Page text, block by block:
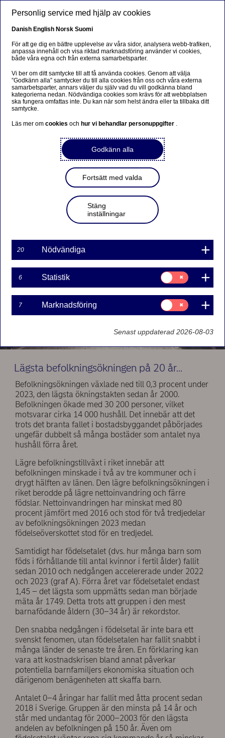
Economic Outlook
Demografisk utmaning i
Sverige
2024-04-26
Befolkningsökningen var förra året den minsta på
över 20 år. Det är mycket som talar för att
befolkningen växer långsamt även kommande år.
Det får konsekvenser för bland annat behovet av
arbetsmarknaden.
Lägsta befolkningsökningen på 20 år…
Befolkningsökningen växlade ned till 0,3 procent under
2023, den lägsta ökningstakten sedan år 2000.
Befolkningen ökade med 30 200 personer, vilket
motsvarar cirka 14 000 hushåll. Det innebär att det
trots det branta fallet i bostadsbyggandet påbörjades
ungefär dubbelt så många bostäder som antalet nya
hushåll förra året.
Lägre befolkningstillväxt i riket innebär att
befolkningen minskade i två av tre kommuner och i
drygt hälften av länen. Den lägre befolkningsökningen i
riket berodde på lägre nettoinvandring och färre
födslar. Nettoinvandringen har minskat med 80
procent jämfört med 2016 och stod för två tredjedelar
av befolkningsökningen 2023 medan
födelseöverskottet stod för en tredjedel.
Samtidigt har födelsetalet (dvs. hur många barn som
föds i förhållande till antal kvinnor i fertil ålder) fallit
sedan 2010 och nedgången accelererade under 2022
och 2023 (graf A). Förra året var födelsetalet endast
1,45 – det lägsta som uppmätts sedan man började
mäta år 1749. Detta trots att gruppen i den mest
barnafödande åldern (30–34 år) är rekordstor.
Den snabba nedgången i födelsetal är inte bara ett
svenskt fenomen, utan födelsetalen har fallit snabbt i
många länder de senaste tre åren. En förklaring kan
vara att kostnadskrisen bland annat påverkar
potentiella barnfamiljers ekonomiska situation och
därigenom benägenheten att skaffa barn.
Antalet 0–4 åringar har fallit med åtta procent sedan
2018 i Sverige. Gruppen är den minsta på 14 år och
står med undantag för 2000–2003 för den lägsta
andelen av befolkningen på 150 år. Även om
Personlig service med hjälp av cookies
Danish English Norsk Suomi
För att ge dig en bättre upplevelse av våra sidor, analysera webb-trafiken,
anpassa innehåll och visa riktad marknadsföring använder vi cookies,
både våra egna och från externa samarbetsparter.
Vi ber om ditt samtycke till att få använda cookies. Genom att välja
”Godkänn alla” samtycker du till alla cookies från oss och våra externa
samarbetsparter, annars väljer du själv vad du vill godkänna bland
kategorierna nedan. Nödvändiga cookies som krävs för att webbplatsen
ska fungera omfattas inte. Du kan när som helst ändra eller ta tillbaka ditt
samtycke.
Läs mer omcookiesoch hur vi behandlar personuppgifter .
Godkänn alla
Fortsätt med valda
Stäng
inställningar
20 Nödvändiga
6 Statistik
Samtycke
för:
Statistik
7 Marknadsföring
Samtycke
för:
Marknadsföring
Senast uppdaterad 2026-08-03